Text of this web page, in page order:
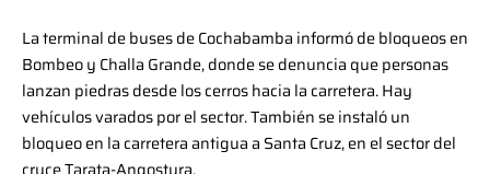
La terminal de buses de Cochabamba informó de bloqueos en
Bombeo y Challa Grande, donde se denuncia que personas
lanzan piedras desde los cerros hacia la carretera. Hay
vehículos varados por el sector. También se instaló un
bloqueo en la carretera antigua a Santa Cruz, en el sector del
cruce Tarata-Angostura.